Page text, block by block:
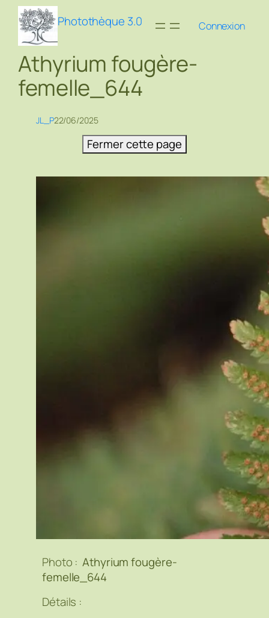
Aller
contenu
Photothèque 3.0 Connexion
Athyrium fougère-
femelle_644
JL_P22/06/2025
Fermer cette page
Photo :Athyrium fougère-
femelle_644
Détails :